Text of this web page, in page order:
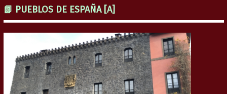
📗 PUEBLOS DE ESPAÑA [A]